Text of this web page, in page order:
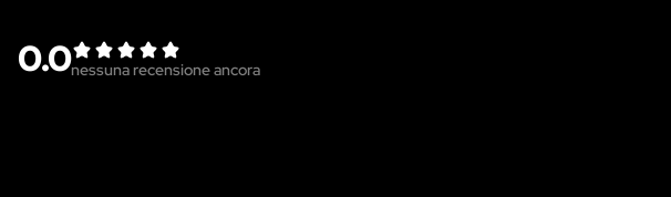
0.0nessuna recensione ancora